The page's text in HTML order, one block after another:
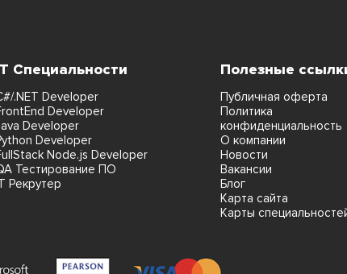
Специальности
.NET Developer
Developer
Developer
Developer
Node.js Developer
Тестирование ПО
Рекрутер
Полезные
Публичная оферта
Политика
конфиденциальность
О компании
Новости
Вакансии
Блог
Карта сайта
Карты